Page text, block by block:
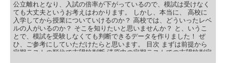
公立離れとなり、入試の倍率が下がっているので、模試は受けなく
ても大丈夫というお考えはわかります。 しかし、本当に、 高校に
入学してから授業についていけるのか？ 高校では、どういったレベ
ルの人がいるのか？ そこを知りたいと思いませんか？ と、いうこ
とで、模試を受験しなくても判断できるデータを作りました！ ぜ
ひ、ご参考にしていただけたらと思います。 目次 まずは前提から
定期テストの順位で志望校判断 清原中の定期テストでの志望校判定